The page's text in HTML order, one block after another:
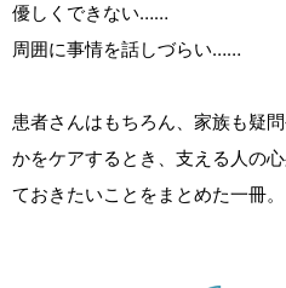
優しくできない……
周囲に事情を話しづらい……
患者さんはもちろん、家族も疑
かをケアするとき、支える人の
ておきたいことをまとめた一冊。